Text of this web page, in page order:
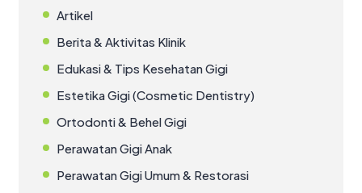
Artikel
Berita & Aktivitas Klinik
Edukasi & Tips Kesehatan Gigi
Estetika Gigi (Cosmetic Dentistry)
Ortodonti & Behel Gigi
Perawatan Gigi Anak
Perawatan Gigi Umum & Restorasi